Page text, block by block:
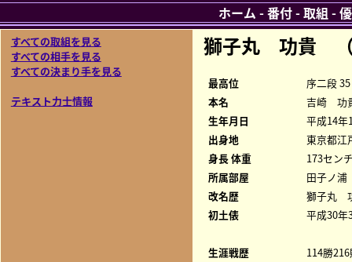
すべての取組を見る
すべての相手を見る
すべての決まり手を見る
テキスト力士情報
獅子丸 功貴
最高位
序二段 35
本名
吉崎 功
生年月日
平成14年
出身地
東京都江
身長 体重
173セン
所属部屋
田子ノ浦
改名歴
獅子丸
初土俵
平成30年
生涯戦歴
114勝
ホーム -番付-取組 -